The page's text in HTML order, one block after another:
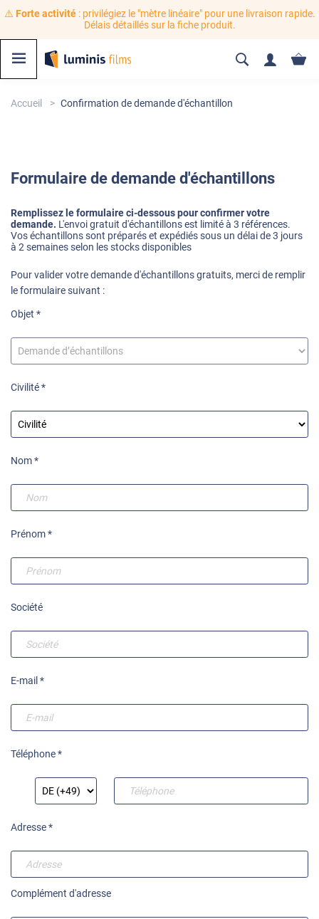
⚠️ Forte activité: privilégiez le "mètre linéaire" pour une livraison rapide.
Délais détaillés sur la fiche produit.
Accueil Confirmation de demande d'échantillon
Formulaire de demande d'échantillons
Remplissez le formulaire ci-dessous pour confirmer votre
demande. L'envoi gratuit d'échantillons est limité à 3 références.
Vos échantillons sont préparés et expédiés sous un délai de 3 jours
à 2 semaines selon les stocks disponibles
Pour valider votre demande d'échantillons gratuits, merci de remplir
le formulaire suivant :
Objet *
Civilité *
Nom *
Prénom *
Société
E-mail *
Téléphone *
Adresse *
Complément d'adresse